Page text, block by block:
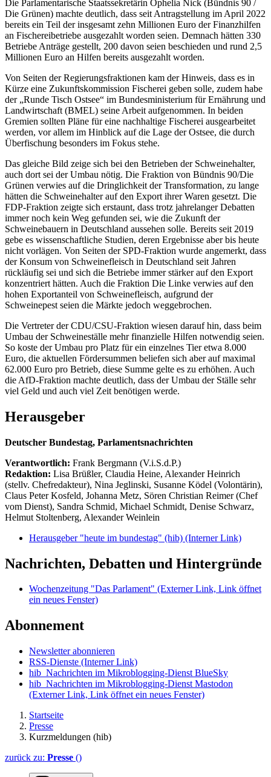
Die Parlamentarische Staatssekretärin Ophelia Nick (Bündnis 90 /
Die Grünen) machte deutlich, dass seit Antragstellung im April 2022
bereits ein Teil der insgesamt zehn Millionen Euro der Finanzhilfen
an Fischereibetriebe ausgezahlt worden seien. Demnach hätten 330
Betriebe Anträge gestellt, 200 davon seien beschieden und rund 2,5
Millionen Euro an Hilfen bereits ausgezahlt worden.
Von Seiten der Regierungsfraktionen kam der Hinweis, dass es in
Kürze eine Zukunftskommission Fischerei geben solle, zudem habe
der „Runde Tisch Ostsee“ im Bundesministerium für Ernährung und
Landwirtschaft (BMEL) seine Arbeit aufgenommen. In beiden
Gremien sollten Pläne für eine nachhaltige Fischerei ausgearbeitet
werden, vor allem im Hinblick auf die Lage der Ostsee, die durch
Überfischung besonders im Fokus stehe.
Das gleiche Bild zeige sich bei den Betrieben der Schweinehalter,
auch dort sei der Umbau nötig. Die Fraktion von Bündnis 90/Die
Grünen verwies auf die Dringlichkeit der Transformation, zu lange
hätten die Schweinehalter auf den Export ihrer Waren gesetzt. Die
FDP-Fraktion zeigte sich erstaunt, dass trotz jahrelanger Debatten
immer noch kein Weg gefunden sei, wie die Zukunft der
Schweinebauern in Deutschland aussehen solle. Bereits seit 2019
gebe es wissenschaftliche Studien, deren Ergebnisse aber bis heute
nicht vorlägen. Von Seiten der SPD-Fraktion wurde angemerkt, dass
der Konsum von Schweinefleisch in Deutschland seit Jahren
rückläufig sei und sich die Betriebe immer stärker auf den Export
konzentriert hätten. Auch die Fraktion Die Linke verwies auf den
hohen Exportanteil von Schweinefleisch, aufgrund der
Schweinepest seien die Märkte jedoch weggebrochen.
Die Vertreter der CDU/CSU-Fraktion wiesen darauf hin, dass beim
Umbau der Schweineställe mehr finanzielle Hilfen notwendig seien.
So koste der Umbau pro Platz für ein einzelnes Tier etwa 8.000
Euro, die aktuellen Fördersummen beliefen sich aber auf maximal
62.000 Euro pro Betrieb, diese Summe gelte es zu erhöhen. Auch
die AfD-Fraktion machte deutlich, dass der Umbau der Ställe sehr
viel Geld und auch viel Zeit benötigen werde.
Herausgeber
Deutscher Bundestag, Parlamentsnachrichten
Verantwortlich: Frank Bergmann (V.i.S.d.P.)
Redaktion: Lisa Brüßler, Claudia Heine, Alexander Heinrich
(stellv. Chefredakteur), Nina Jeglinski, Susanne Ködel (Volontärin),
Claus Peter Kosfeld, Johanna Metz, Sören Christian Reimer (Chef
vom Dienst), Sandra Schmid, Michael Schmidt, Denise Schwarz,
Helmut Stoltenberg, Alexander Weinlein
Herausgeber "heute im bundestag" (hib) (Interner Link)
Nachrichten, Debatten und Hintergründe
Wochenzeitung "Das Parlament" (Externer Link, Link öffnet
ein neues Fenster)
Abonnement
Newsletter abonnieren
RSS-Dienste (Interner Link)
hib_Nachrichten im Mikroblogging-Dienst BlueSky
hib_Nachrichten im Mikroblogging-Dienst Mastodon
(Externer Link, Link öffnet ein neues Fenster)
Startseite
Presse
Kurzmeldungen (hib)
zurück zu: Presse ()